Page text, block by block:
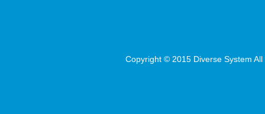
Copyright © 2015 Diverse System